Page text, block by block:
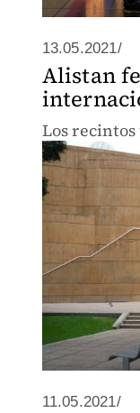
13.05.2021/
Alistan
Los
11.05.2021/